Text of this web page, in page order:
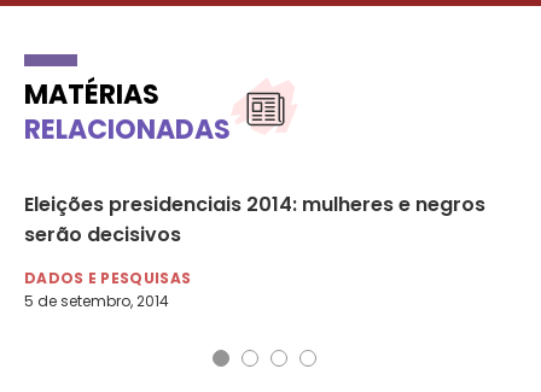
MATÉRIAS
RELACIONADAS
Eleições presidenciais 2014: mulheres e negros
serão decisivos
DADOS E PESQUISAS
5 de setembro, 2014